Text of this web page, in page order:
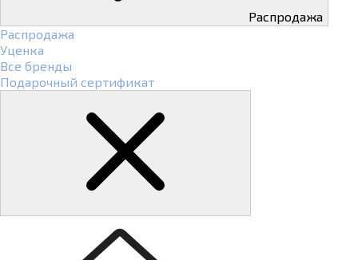
Распродажа
Распродажа
Уценка
Все бренды
Подарочный сертификат